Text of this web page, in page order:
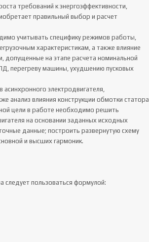
требований к энергоэффективности,
правильный выбор и расчет
учитывать специфику режимов работы,
характеристикам, а также влияние
допущенные на этапе расчета номинальной
перегреву машины, ухудшению пусковых
электродвигателя,
анализ влияния конструкции обмотки статора
цели в работе необходимо решить
на основании заданных исходных
данные; построить развернутую схему
и высших гармоник.
следует пользоваться формулой: